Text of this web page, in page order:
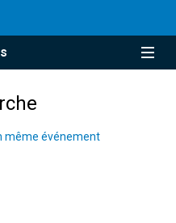
même événement